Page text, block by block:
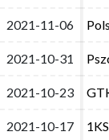
2021-11-06
2021-10-31
2021-10-23
2021-10-17
2021-11-06
2021-10-31
2021-10-23
2021-10-17